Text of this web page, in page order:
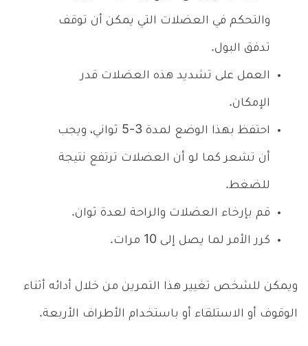
والتحكم في العضلات التي يمكن أن توقف
تدفق البول.
العمل على تشديد هذه العضلات قدر
الإمكان.
احتفظ بهذا الوضع لمدة 3-5 ثواني، ويجب
أن تشعر كما لو أن العضلات ترتفع نتيجة
للضغط.
قم بإرخاء العضلات والراحة لعدة ثوان.
كرر الأمر لما يصل إلى 10 مرات.
ويمكن للشخص تغيير هذا التمرين من خلال أدائه أثناء
الوقوف أو الاستلقاء أو باستخدام الأطراف الأربعة.